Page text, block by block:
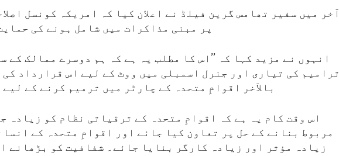
آخر میں سفیر تھامس گرین فیلڈ نے اعلان کیا کہ امریکہ کونسل
پر مبنی مذاکرات میں شامل ہونے کی
انہوں نے مزید کہا کہ ’’اس کا مطلب یہ ہے کہ ہم دوسرے ممالک کے
ترامیم کی تیاری اور جنرل اسمبلی میں ووٹ کے لیے اس قرارداد کی
بالآخر اقوامِ متحدہ کے چارٹر میں ترمیم کرنے کے
اس وقت کام یہ ہے کہ اقوامِ متحدہ کے ترقیاتی نظام کو زیادہ
مربوط بنانے کے حل پر تعاون کیا جائے اور اقوامِ متحدہ کے
زیادہ مؤثر اور زیادہ کارگر بنایا جائے۔ شفافیت کو بڑھانے